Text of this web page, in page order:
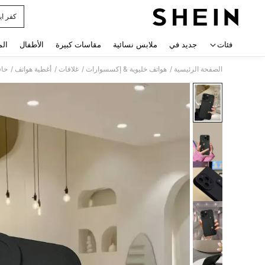
كفر
فئات جديد في ملابس نسائية مقاسات كبيرة الأطفال
الصفحة الرئيسية / هواتف خليوية & إكسسوارات / غلافات / أغطية هواتف /